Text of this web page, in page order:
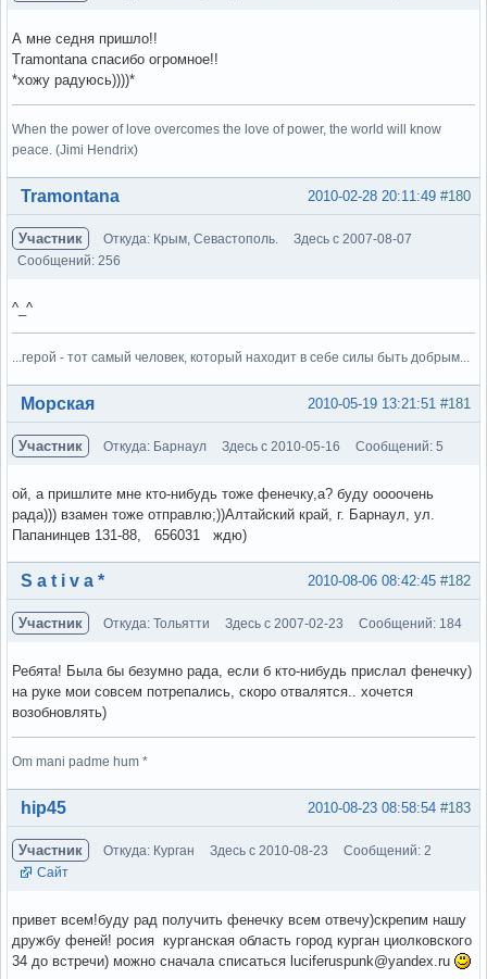
А мне седня пришло!!
Tramontana спасибо огромное!!
*хожу радуюсь))))*
When the power of love overcomes the love of power, the world will know
peace. (Jimi Hendrix)
Вне форума #180
2010-02-28 20:11:49
Tramontana
Участник Откуда: Крым, Севастополь.
Здесь с 2007-08-07
Сообщений: 256
^_^
...герой - тот самый человек, который находит в себе силы быть добрым...
Вне форума #181
2010-05-19 13:21:51
Морская
Участник Откуда: Барнаул Здесь с 2010-05-16 Сообщений: 5
ой, а пришлите мне кто-нибудь тоже фенечку,а? буду оооочень
рада))) взамен тоже отправлю;))Алтайский край, г. Барнаул, ул.
Папанинцев 131-88, 656031 ждю)
Вне форума #182
2010-08-06 08:42:45
S a t i v a *
Участник Откуда: Тольятти Здесь с 2007-02-23 Сообщений: 184
Ребята! Была бы безумно рада, если б кто-нибудь прислал фенечку)
на руке мои совсем потрепались, скоро отвалятся.. хочется
возобновлять)
Om mani padme hum *
Вне форума #183
2010-08-23 08:58:54
hip45
Участник Откуда: Курган Здесь с 2010-08-23
Сообщений: 2
Сайт
привет всем!буду рад получить фенечку всем отвечу)скрепим нашу
дружбу феней! росия курганская область город курган циолковского
34 до встречи) можно сначала списаться luciferuspunk@yandex.ru